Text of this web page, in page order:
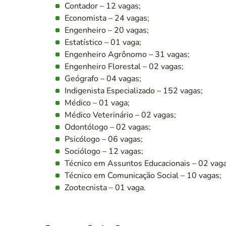
Contador – 12 vagas;
Economista – 24 vagas;
Engenheiro – 20 vagas;
Estatístico – 01 vaga;
Engenheiro Agrônomo – 31 vagas;
Engenheiro Florestal – 02 vagas;
Geógrafo – 04 vagas;
Indigenista Especializado – 152 vagas;
Médico – 01 vaga;
Médico Veterinário – 02 vagas;
Odontólogo – 02 vagas;
Psicólogo – 06 vagas;
Sociólogo – 12 vagas;
Técnico em Assuntos Educacionais – 02
Técnico em Comunicação Social – 10 vagas;
Zootecnista – 01 vaga.